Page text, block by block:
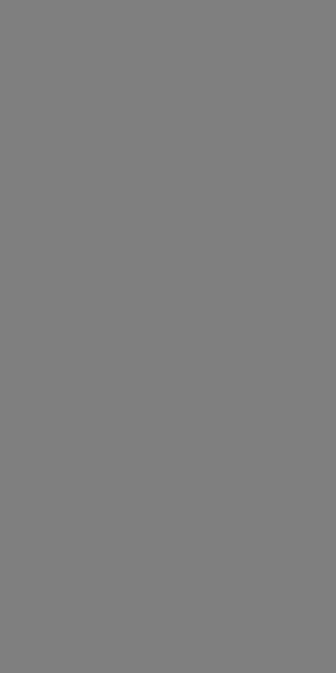
idrottsanläggningar
lokal
och motion